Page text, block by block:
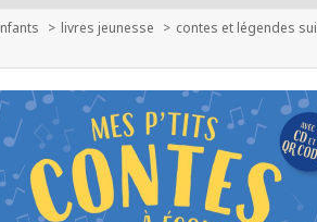
livres jeunesse contes et légendes